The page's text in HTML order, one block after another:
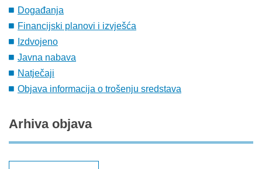
Događanja
Financijski planovi i izvješća
Izdvojeno
Javna nabava
Natječaji
Objava informacija o trošenju sredstava
Arhiva objava